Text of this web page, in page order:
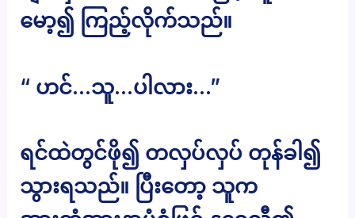
မော့၍ ကြည့်လိုက်သည်။
“ ဟင်…သူ…ပါလား…”
ရင်ထဲတွင်ဖို၍ တလှပ်လှပ် တုန်ခါ၍
သွားရသည်။ ပြီးတော့ သူက